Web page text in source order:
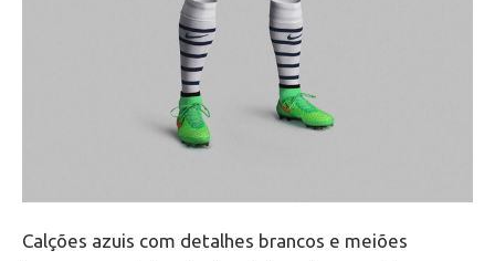
Calções azuis com detalhes brancos e meiões